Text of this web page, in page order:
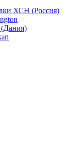
ХСН (Россия)